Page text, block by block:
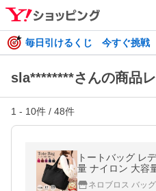
毎日引けるくじ 今すぐ挑戦
sla********さんの商品
1 - 10件 / 48件
トートバッグ レ
量 ナイロン 大容
トート トートバ
ネロブロス バッ